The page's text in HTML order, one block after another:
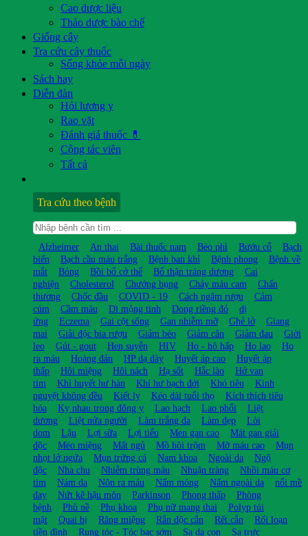
Cao dược liệu
Thảo dược bào chế
Giống cây
Tra cứu cây thuốc
Sống khỏe mỗi ngày
Sách hay
Diễn đàn
Hỏi lương y
Rao vặt
Đánh giá thuốc 💊
Cộng tác viên
Tất cả
Tra cứu theo bệnh
Alzheimer An thai Bài thuốc nam Béo phì Bướu cổ
Bạch
biến
Bạch cầu máu trắng Bệnh ban khỉ Bệnh phong
Bệnh về
mắt
Bỏng Bồi bổ cở thể Bổ thận tráng dương
Cai
nghiện
Cholesterol Chướng bụng Chảy máu cam
Chấn
thương
Chốc đầu COVID - 19 Cách ngâm rượu
Cảm
cúm
Cầm máu Di mộng tinh Dong riềng đỏ
dị
ứng
Eczema Gai cột sống Gan nhiễm mỡ Ghẻ lở
Giang
mai
Giải độc bia rượu Giảm béo Giảm cân Giảm đau
Giời
leo
Gút - gout Hen suyễn HIV Ho - hô hấp Ho lao
Ho
ra máu
Hoàng đản HP dạ dày Huyết áp cao
Huyết áp
thấp
Hôi miệng Hôi nách Hạ sốt Hắc lào
Hở van
tim
Khí huyết hư hàn Khí hư bạch đới Khó tiêu
Kinh
nguyệt không đều
Kiết lỵ Kéo dài tuổi thọ
Kích thích tiêu
hóa
Kỵ nhau trong đông y Lao hạch Lao phổi
Liệt
dương
Liệt nửa người Làm trắng da Làm đẹp
Lòi
dom
Lậu Lợi sữa Lợi tiểu Men gan cao
Mát gan giải
độc
Méo miệng Mất ngủ Mồ hôi trộm Mỡ máu cao
Mụn
nhọt lở ngứa
Mụn trứng cá Nam khoa Ngoài da
Ngộ
độc
Nha chu Nhiễm trùng máu Nhuận tràng
Nhồi máu cơ
tim
Nám da Nôn ra máu Nấm móng Nấm ngoài da
nổi mề
đay
Nứt kẽ hậu môn Parkinson Phong thấp
Phòng
bệnh
Phù nề Phụ khoa Phụ nữ mang thai
Polyp túi
mật
Quai bị Răng miệng Rắn độc cắn Rết cắn
Rối loạn
tiền đình
Rụng tóc - Tóc bạc sớm Sa dạ con
Sa trực